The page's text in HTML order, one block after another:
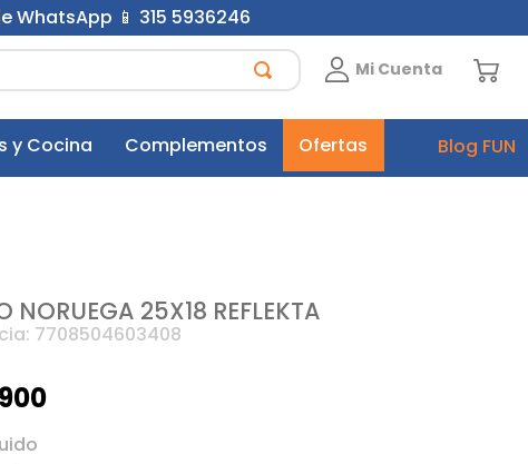
📱 315 5936246
Mi Cuenta
y Cocina Complementos Ofertas Blog FUN
NORUEGA 25X18 REFLEKTA
: 7708504603408
900